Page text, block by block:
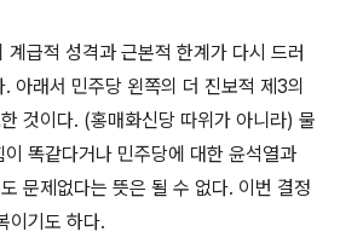
계급적 성격과 근본적 한계가 다시 드러
. 아래서 민주당 왼쪽의 더 진보적 제 3의
것이다. (홍매화신당 따위가 아니라) 물
똑같다거나 민주당에 대한 윤석열과
문제없다는 뜻은 될 수 없다. 이번 결정
이기도 하다.